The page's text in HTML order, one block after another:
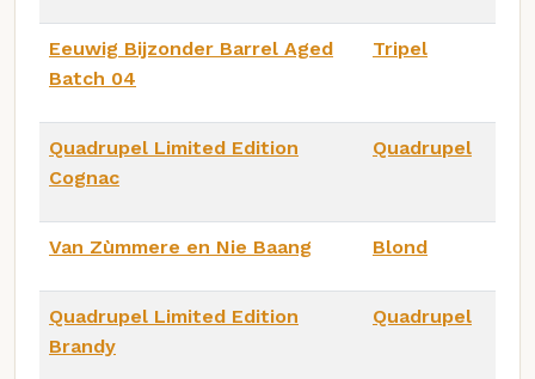
Eeuwig Bijzonder Barrel Aged
Batch 04
Tripel
Quadrupel Limited Edition
Cognac
Quadrupel
Van Zùmmere en Nie Baang Blond
Quadrupel Limited Edition
Brandy
Quadrupel